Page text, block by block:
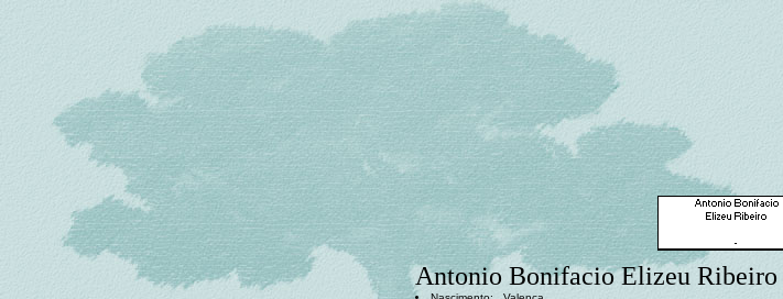
Antonio Bonifacio Elizeu Ribeiro